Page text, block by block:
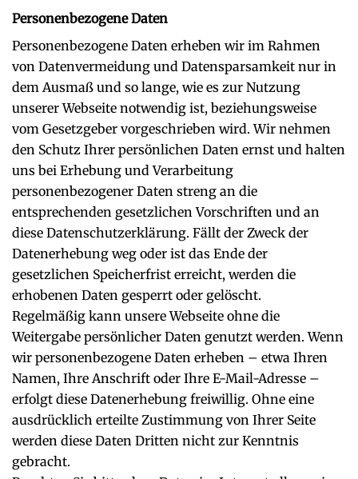
Personenbezogene Daten
Personenbezogene Daten erheben wir im Rahmen
von Datenvermeidung und Datensparsamkeit nur in
dem Ausmaß und so lange, wie es zur Nutzung
unserer Webseite notwendig ist, beziehungsweise
vom Gesetzgeber vorgeschrieben wird. Wir nehmen
den Schutz Ihrer persönlichen Daten ernst und halten
uns bei Erhebung und Verarbeitung
personenbezogener Daten streng an die
entsprechenden gesetzlichen Vorschriften und an
diese Datenschutzerklärung. Fällt der Zweck der
Datenerhebung weg oder ist das Ende der
gesetzlichen Speicherfrist erreicht, werden die
erhobenen Daten gesperrt oder gelöscht.
Regelmäßig kann unsere Webseite ohne die
Weitergabe persönlicher Daten genutzt werden. Wenn
wir personenbezogene Daten erheben – etwa Ihren
Namen, Ihre Anschrift oder Ihre E-Mail-Adresse –
erfolgt diese Datenerhebung freiwillig. Ohne eine
ausdrücklich erteilte Zustimmung von Ihrer Seite
werden diese Daten Dritten nicht zur Kenntnis
gebracht.